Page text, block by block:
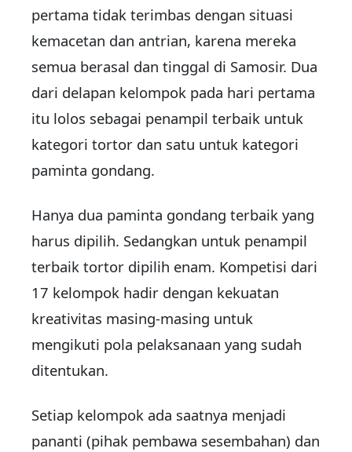
pertama tidak terimbas dengan situasi
kemacetan dan antrian, karena mereka
semua berasal dan tinggal di Samosir. Dua
dari delapan kelompok pada hari pertama
itu lolos sebagai penampil terbaik untuk
kategori tortor dan satu untuk kategori
paminta gondang.
Hanya dua paminta gondang terbaik yang
harus dipilih. Sedangkan untuk penampil
terbaik tortor dipilih enam. Kompetisi dari
17 kelompok hadir dengan kekuatan
kreativitas masing-masing untuk
mengikuti pola pelaksanaan yang sudah
ditentukan.
Setiap kelompok ada saatnya menjadi
pananti (pihak pembawa sesembahan) dan